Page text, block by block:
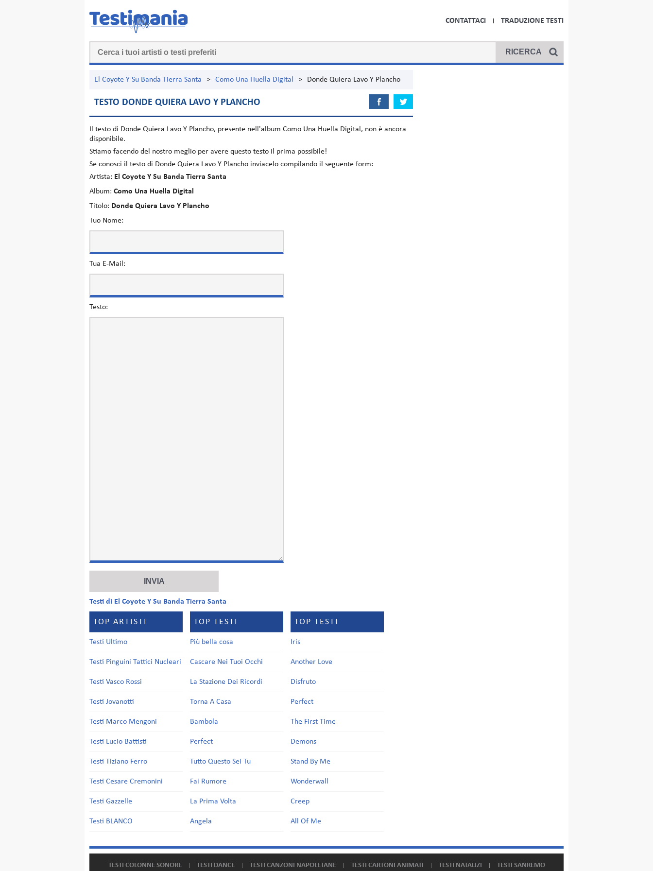
CONTATTACI TRADUZIONE TESTI
El Coyote Y Su Banda Tierra Santa > Como Una Huella Digital > Donde Quiera Lavo Y Plancho
TESTO DONDE QUIERA LAVO Y PLANCHO
Il testo di Donde Quiera Lavo Y Plancho, presente nell'album Como Una Huella Digital , non è ancora
disponibile.
Stiamo facendo del nostro meglio per avere questo testo il prima possibile!
Se conosci il testo di Donde Quiera Lavo Y Plancho inviacelo compilando il seguente form:
Artista: El Coyote Y Su Banda Tierra Santa
Album: Como Una Huella Digital
Titolo: Donde Quiera Lavo Y Plancho
Tuo Nome:
Tua E-Mail:
Testo:
Testi di El Coyote Y Su Banda Tierra Santa
TOP ARTISTI
Testi Ultimo
Testi Pinguini Tattici Nucleari
Testi Vasco Rossi
Testi Jovanotti
Testi Marco Mengoni
Testi Lucio Battisti
Testi Tiziano Ferro
Testi Cesare Cremonini
Testi Gazzelle
Testi BLANCO
TOP TESTI
Più bella cosa
Cascare Nei Tuoi Occhi
La Stazione Dei Ricordi
Torna A Casa
Bambola
Perfect
Tutto Questo Sei Tu
Fai Rumore
La Prima Volta
Angela
TOP TESTI
Iris
Another Love
Disfruto
Perfect
The First Time
Demons
Stand By Me
Wonderwall
Creep
All Of Me
TESTI COLONNE SONORE TESTI DANCE TESTI CANZONI NAPOLETANE TESTI CARTONI ANIMATI TESTI NATALIZI TESTI SANREMO